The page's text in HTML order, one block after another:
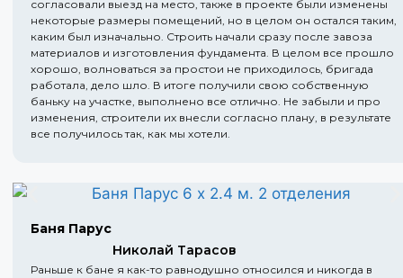
согласовали выезд на место, также в проекте были изменены
некоторые размеры помещений, но в целом он остался таким,
каким был изначально. Строить начали сразу после завоза
материалов и изготовления фундамента. В целом все прошло
хорошо, волноваться за простои не приходилось, бригада
работала, дело шло. В итоге получили свою собственную
баньку на участке, выполнено все отлично. Не забыли и про
изменения, строители их внесли согласно плану, в результате
все получилось так, как мы хотели.
Баня Парус
Николай Тарасов
Раньше к бане я как-то равнодушно относился и никогда в